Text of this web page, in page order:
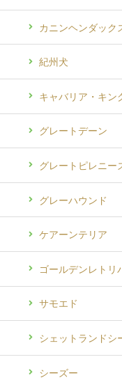
カニンヘンダック
紀州犬
キャバリア・キン
グレートデーン
グレートピレニー
グレーハウンド
ケアーンテリア
ゴールデンレトリ
サモエド
シェットランドシ
シーズー